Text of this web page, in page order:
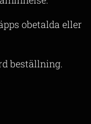
obetalda eller
beställning.